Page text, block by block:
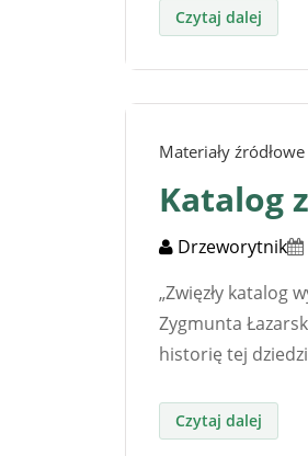
Materiały źródłowe
Katalog
Drzeworytnik
„Zwięzły katalog
Zygmunta
historię tej